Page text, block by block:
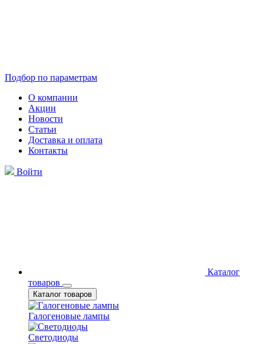
Подбор по параметрам
О компании
Акции
Новости
Статьи
Доставка и оплата
Контакты
Войти
Каталог
товаров
Каталог товаров
Галогеновые лампы
Светодиоды